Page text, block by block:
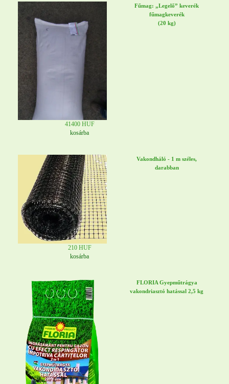
Fűmag: „Legelő” keverék
fűmagkeverék
(20 kg)
41400 HUF
kosárba
Vakondháló - 1 m széles,
darabban
210 HUF
kosárba
FLORIA Gyepműtrágya
vakondriasztó hatással 2,5 kg